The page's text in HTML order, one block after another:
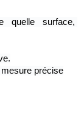
quelle surface,
précise